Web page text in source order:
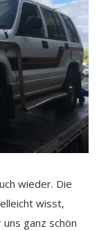
wieder. Die
wisst,
ganz schön